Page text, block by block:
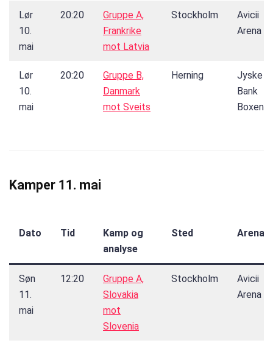
Lør
10.
mai
20:20
Gruppe A,
Frankrike
mot Latvia
Stockholm
Avicii
Arena
Lør
10.
mai
20:20
Gruppe B,
Danmark
mot Sveits
Herning
Jyske
Bank
Boxen
Kamper 11. mai
Dato Tid
Kamp og
analyse
Sted Arena
Søn
11.
mai
12:20
Gruppe A,
Slovakia
mot
Slovenia
Stockholm
Avicii
Arena